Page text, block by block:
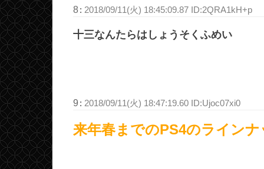
8: 2018/09/11(火) 18:45:09.87 ID:2QRA1kH+p
十三なんたらはしょうそくふめい
9 : 2018/09/11(火) 18:47:19.60 ID:Ujoc07xi0
来年春までのPS4のライン